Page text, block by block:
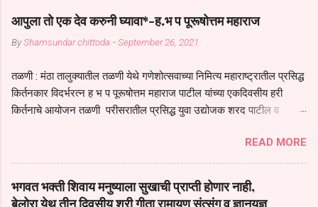
आपुला तो एक देव करुनी घ्यावा*-ह.भ प पूरूषोत्तम महाराज
ByShamsundar chittoda -September 26, 2021
तळणी : मंठा तालुक्यातील तळणी येथे गणेशोत्सवाच्या निमित्य महाराष्ट्रातील प्रसिद्ध
किर्तनकार विदर्भरत्न ह भ प पूरूषोत्तम महाराज पाटील यांच्या एकदिवसीय हरी
किर्तनाचे आयोजन तळणी परीसरातील प्रसिद्ध युवा उद्योजक शरद पाटील व
तुकाराम महाराज यांच्या *आपुला तो एक देव करुनी घ्यावा* *तेणे विन जिवा सुख
नोहे* *येरती माईक दुःखाची जनीती* *नाही आदी अंती अवसान* या अभंगावर
सुंदर निरूपण केले सध्य स्थितीचा काळ हा मानव जातीच्या परीक्षेचा काळ आहे
धर्ममंडपात बसलेली लोक ही खरच भाग्यवान आहेत कोरोना सारख्या महामारीत आपंण
READ MORE
भगवत भक्ती शिवाय मनुष्याला सुखाची प्राप्ती होणार नाही,
बेलोरा येथ तीन दिवसीय श्री गीता रामायण संत्संग व ज्ञानयज्ञ